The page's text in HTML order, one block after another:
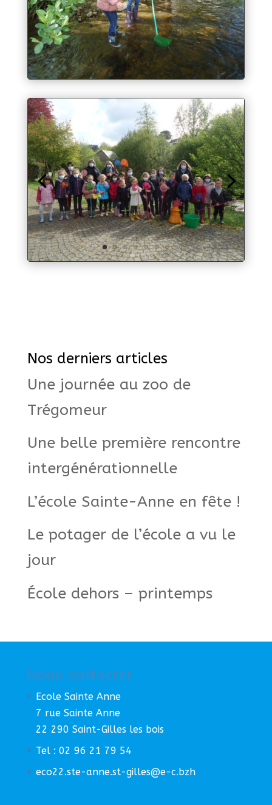
Nos derniers articles
Une journée au zoo de
Trégomeur
Une belle première rencontre
intergénérationnelle
L’école Sainte-Anne en fête !
Le potager de l’école a vu le
jour
École dehors – printemps
Nous contacter
Ecole Sainte Anne
7 rue Sainte Anne
22 290 Saint-Gilles les bois
Tel : 02 96 21 79 54
eco22.ste-anne.st-gilles@e-c.bzh